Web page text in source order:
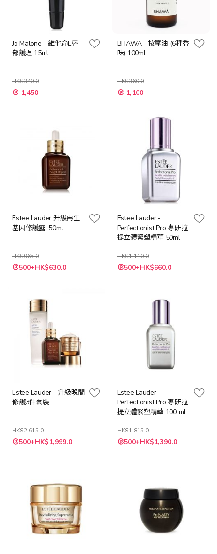
Jo Malone - 維他命E唇
部護理 15ml
HK$340.0
特
殊 1,450
BHAWA - 按摩油 (6種香
味) 100ml
HK$360.0
1,100
Estee Lauder 升級再生
基因修護露, 50ml
HK$965.0
特
殊 500+HK$630.0
Estee Lauder -
Perfectionist Pro 專研拉
提立體緊塑精華 50ml
HK$1,110.0
特
殊 500+HK$660.0
Estee Lauder - 升級晚間
修護3件套裝
HK$2,615.0
特
殊 500+HK$1,999.0
Estee Lauder -
Perfectionist Pro 專研拉
提立體緊塑精華 100 ml
HK$1,815.0
特
殊 500+HK$1,390.0